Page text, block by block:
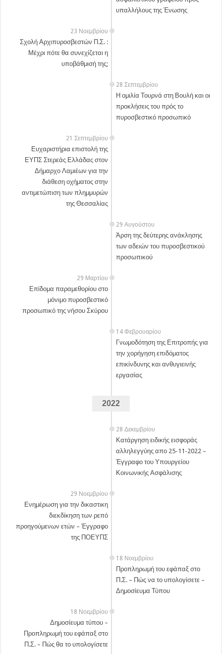
υπαλλήλους της Ένωσης
23 Νοεμβρίου
Σχολή Αρχιπυροσβεστών Π.Σ. :
Μέχρι πότε θα συνεχίζεται η
υποβάθμισή της;
28 Σεπτεμβρίου
Η ομιλία Τουρνά στη Βουλή και οι
προκλήσεις του πρός το
πυροσβεστικό προσωπικό
21 Σεπτεμβρίου
Ευχαριστήρια επιστολή της
ΕΥΠΣ Στερεάς Ελλάδας στον
Δήμαρχο Λαμιέων για την
διάθεση οχήματος στην
αντιμετώπιση των πλημμυρών
της Θεσσαλίας
29 Αυγούστου
Άρση της δεύτερης ανάκλησης
των αδειών του πυροσβεστικού
προσωπικού
29 Μαρτίου
Επίδομα παραμεθορίου στο
μόνιμο πυροσβεστικό
προσωπικό της νήσου Σκύρου
14 Φεβρουαρίου
Γνωμοδότηση της Επιτροπής για
την χορήγηση επιδόματος
επικίνδυνης και ανθυγιεινής
εργασίας
2022
28 Δεκεμβρίου
Κατάργηση ειδικής εισφοράς
αλληλεγγύης απο 25-11-2022 –
Έγγραφο του Υπουργείου
Κοινωνικής Ασφάλισης
29 Νοεμβρίου
Ενημέρωση για την δικαστικη
διεκδίκηση των ρεπό
προηγούμενων ετών – Έγγραφο
της ΠΟΕΥΠΣ
18 Νοεμβρίου
Προπληρωμή του εφάπαξ στο
Π.Σ. – Πώς να το υπολογίσετε –
Δημοσίευμα Τύπου
18 Νοεμβρίου
Δημοσίευμα τύπου –
Προπληρωμή του εφάπαξ στο
Π.Σ. – Πώς θα το υπολογίσετε